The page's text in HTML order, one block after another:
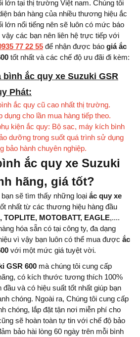
lớn tại thị trường Việt nam. Chúng tôi
bán hàng của nhiều thương hiệu ắc
lớn nổi tiếng nên sẽ luôn có mức báo
các bạn nên liên hệ trực tiếp với
77 22 55 để nhận được báo giá ắc
tốt nhất và các chế độ ưu đãi đi kèm:
ắc quy xe Suzuki GSR
Phát:
ắc quy cũ cao nhất thị trường.
dụng cho lần mua hàng tiếp theo.
kiện ắc quy: Bộ sạc, máy kích bình
dưỡng trong suốt quá trình sử dụng
bảo hành chuyên nghiệp.
ắc quy xe Suzuki
hãng, giá tốt?
bạn sẽ tìm thấy những loại ắc quy xe
nhất từ ​​các thương hiệu hàng đầu
TOPLITE, MOTOBATT, EAGLE,....
hóa sẵn có tại công ty, đa dạng
vì vậy bạn luôn có thể mua được ắc
với một mức giá tuyệt vời.
GSR 600 mà chúng tôi cung cấp
có kích thước tương thích 100%
và có hiệu suất tốt nhất giúp bạn
chóng. Ngoài ra, Chúng tôi cung cấp
chóng, lắp đặt tận nơi miễn phí cho
sẽ hoàn toàn tự tin với chế độ bảo
bảo hài lòng 60 ngày trên mỗi bình